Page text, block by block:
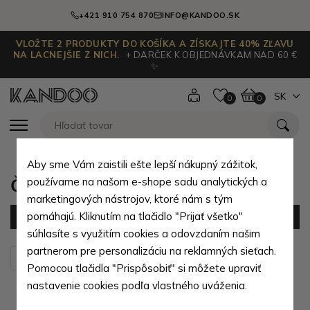
+421 910 754 870 INFO@KANDOO.SK
VLOŽTE 2 PRODUKTY DO KOŠÍKA A ZÍSKAJTE 40% ZĽAVU
NA LACNEJŠIE Z NICH.
+ DARČEK K OBJEDNÁVKAM NAD 60 €
✨
0 0 SK
Čierne pánske tašky
Filter (52 produktov)
Zoradiť podľa: Predvolené
Aby sme Vám zaistili ešte lepší nákupný zážitok,
používame na našom e-shope sadu analytických a
marketingových nástrojov, ktoré nám s tým
pomáhajú. Kliknutím na tlačidlo "Prijať všetko"
súhlasíte s využitím cookies a odovzdaním našim
partnerom pre personalizáciu na reklamných sieťach.
Pomocou tlačidla "Prispôsobiť" si môžete upraviť
nastavenie cookies podľa vlastného uváženia.